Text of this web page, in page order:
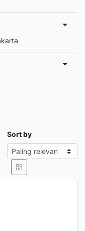
Sort by